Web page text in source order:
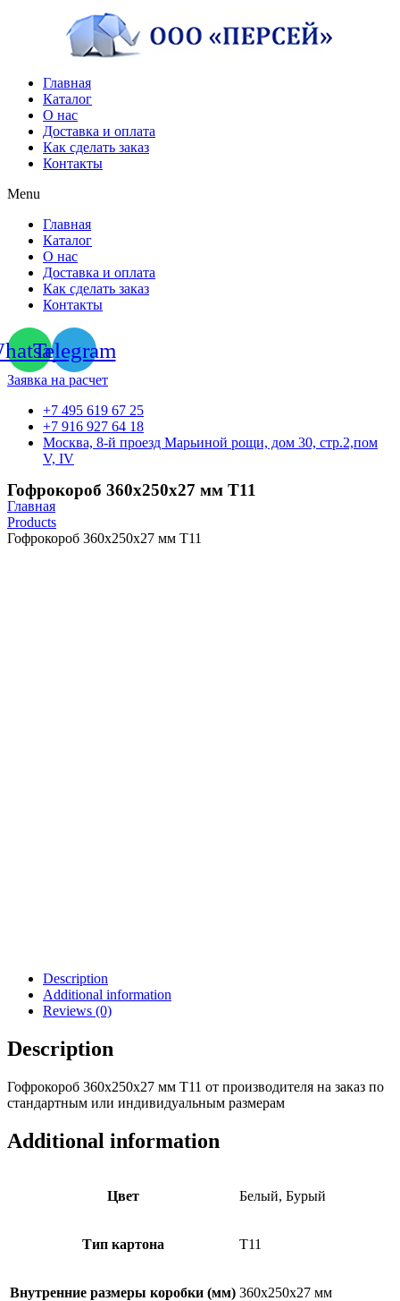
содержимому
Главная
Каталог
О нас
Доставка и оплата
Как сделать заказ
Контакты
Menu
Главная
Каталог
О нас
Доставка и оплата
Как сделать заказ
Контакты
Telegram
Заявка на расчет
+7 495 619 67 25
+7 916 927 64 18
Москва, 8-й проезд Марьиной рощи, дом 30, стр.2,пом
V, IV
Гофрокороб 360х250х27 мм Т11
Главная
Products
Гофрокороб 360х250х27 мм Т11
Description
Additional information
Reviews (0)
Description
Гофрокороб 360х250х27 мм Т11 от производителя на заказ по
стандартным или индивидуальным размерам
Additional information
Цвет Белый, Бурый
Тип картона Т11
Внутренние размеры коробки (мм) 360х250х27 мм